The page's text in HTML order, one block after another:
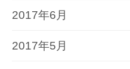
2017年6月
2017年5月